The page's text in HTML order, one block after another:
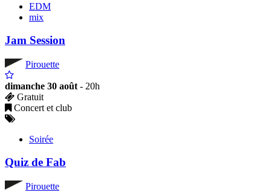
EDM
mix
Jam Session
Pirouette
dimanche 30 août - 20h
Gratuit
Concert et club
Soirée
Quiz de Fab
Pirouette